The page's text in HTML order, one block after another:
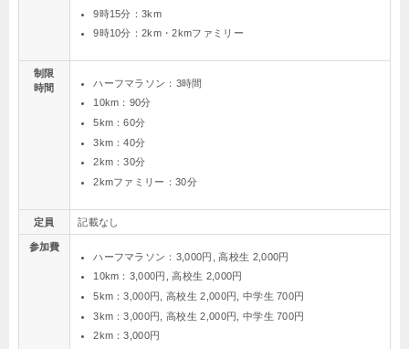
9時15分：3km
9時10分：2km・2kmファミリー
制限
時間
ハーフマラソン：3時間
10km：90分
5km：60分
3km：40分
2km：30分
2kmファミリー：30分
定員 記載なし
参加費
ハーフマラソン：3,000円, 高校生 2,000円
10km：3,000円, 高校生 2,000円
5km：3,000円, 高校生 2,000円, 中学生 700円
3km：3,000円, 高校生 2,000円, 中学生 700円
2km：3,000円